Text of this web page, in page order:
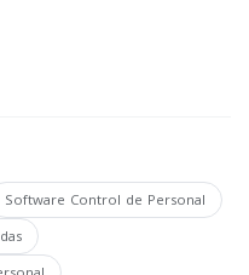
Software Control de Personal